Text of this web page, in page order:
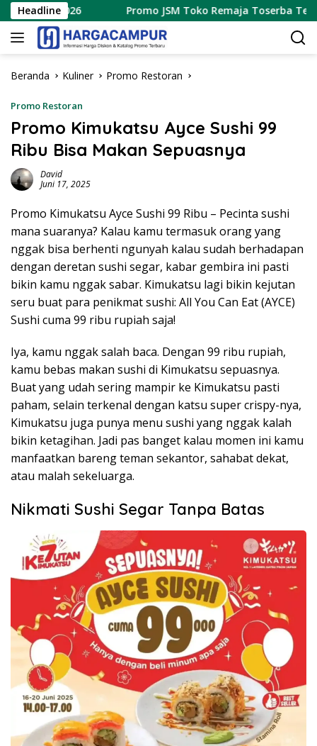
Langsung
ke
konten
Headline
2026 Promo JSM Toko Remaja Toserba Terbaru 7
Beranda Kuliner Promo Restoran
Promo Restoran
Promo Kimukatsu Ayce Sushi 99
Ribu Bisa Makan Sepuasnya
David
Juni 17, 2025
Promo Kimukatsu Ayce Sushi 99 Ribu – Pecinta sushi
mana suaranya? Kalau kamu termasuk orang yang
nggak bisa berhenti ngunyah kalau sudah berhadapan
dengan deretan sushi segar, kabar gembira ini pasti
bikin kamu nggak sabar. Kimukatsu lagi bikin kejutan
seru buat para penikmat sushi: All You Can Eat (AYCE)
Sushi cuma 99 ribu rupiah saja!
Iya, kamu nggak salah baca. Dengan 99 ribu rupiah,
kamu bebas makan sushi di Kimukatsu sepuasnya.
Buat yang udah sering mampir ke Kimukatsu pasti
paham, selain terkenal dengan katsu super crispy-nya,
Kimukatsu juga punya menu sushi yang nggak kalah
bikin ketagihan. Jadi pas banget kalau momen ini kamu
manfaatkan bareng teman sekantor, sahabat dekat,
atau malah sekeluarga.
Nikmati Sushi Segar Tanpa Batas